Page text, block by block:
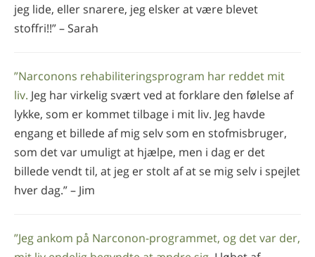
jeg lide, eller snarere, jeg elsker at være blevet
stoffri!!” – Sarah
”Narconons rehabiliteringsprogram har reddet mit
liv. Jeg har virkelig svært ved at forklare den følelse af
lykke, som er kommet tilbage i mit liv. Jeg havde
engang et billede af mig selv som en stofmisbruger,
som det var umuligt at hjælpe, men i dag er det
billede vendt til, at jeg er stolt af at se mig selv i spejlet
hver dag.” – Jim
”Jeg ankom på Narconon-programmet, og det var der,